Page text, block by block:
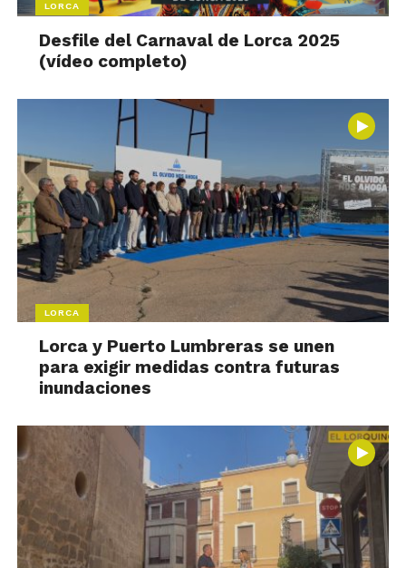
LORCA
Desfile del Carnaval de Lorca 2025
(vídeo completo)
LORCA
Lorca y Puerto Lumbreras se unen
para exigir medidas contra futuras
inundaciones